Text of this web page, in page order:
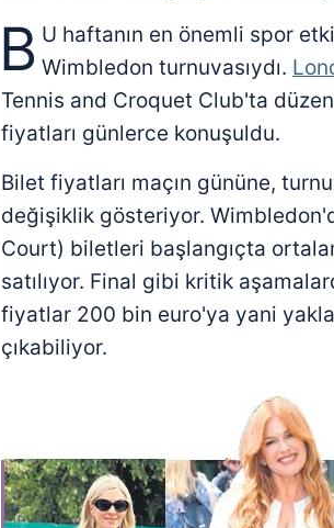
B U haftanın en önemli spor
Wimbledon turnuvasıydı.
Tennis and Croquet Club'ta
fiyatları günlerce konuşuldu.
Bilet fiyatları maçın gününe,
değişiklik gösteriyor.
Court) biletleri başlangıçta
satılıyor. Final gibi kritik
fiyatlar 200 bin euro'ya yani
çıkabiliyor.